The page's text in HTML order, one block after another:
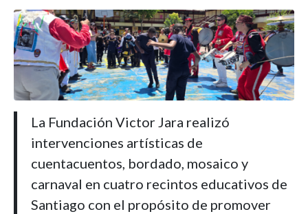
La Fundación Victor Jara realizó
intervenciones artísticas de
cuentacuentos, bordado, mosaico y
carnaval en cuatro recintos educativos de
Santiago con el propósito de promover